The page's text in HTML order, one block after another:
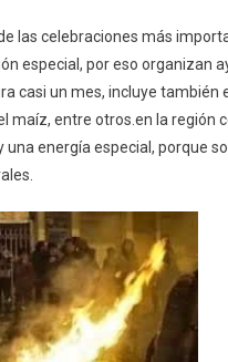
las celebraciones más
especial, por eso organizan
casi un mes, incluye
maíz, entre otros.en la región
una energía especial, porque